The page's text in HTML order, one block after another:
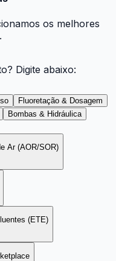
os melhores
Digite abaixo:
Fluoretação & Dosagem
Bombas & Hidráulica
Ar (AOR/SOR)
(ETE)